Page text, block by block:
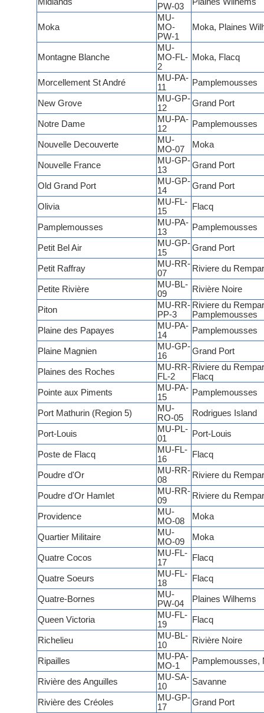
Midlands
PW-03
Plaines Wilhems
Moka
MU-
MO-
PW-1
Moka, Plaines
Montagne Blanche
MU-
MO-FL-
2
Moka, Flacq
Morcellement St André
MU-PA-
11
Pamplemousses
New Grove
MU-GP-
12
Grand Port
Notre Dame
MU-PA-
12
Pamplemousses
Nouvelle Decouverte
MU-
MO-07
Moka
Nouvelle France
MU-GP-
13
Grand Port
Old Grand Port
MU-GP-
14
Grand Port
Olivia
MU-FL-
15
Flacq
Pamplemousses
MU-PA-
13
Pamplemousses
Petit Bel Air
MU-GP-
15
Grand Port
Petit Raffray
MU-RR-
07
Riviere du
Petite Rivière
MU-BL-
09
Rivière Noire
Piton
MU-RR-
PP-3
Riviere du
Pamplemousses
Plaine des Papayes
MU-PA-
14
Pamplemousses
Plaine Magnien
MU-GP-
16
Grand Port
Plaines des Roches
MU-RR-
FL-2
Riviere du
Flacq
Pointe aux Piments
MU-PA-
15
Pamplemousses
Port Mathurin (Region 5)
MU-
RO-05
Rodrigues Island
Port-Louis
MU-PL-
01
Port-Louis
Poste de Flacq
MU-FL-
16
Flacq
Poudre d'Or
MU-RR-
08
Riviere du
Poudre d'Or Hamlet
MU-RR-
09
Riviere du
Providence
MU-
MO-08
Moka
Quartier Militaire
MU-
MO-09
Moka
Quatre Cocos
MU-FL-
17
Flacq
Quatre Soeurs
MU-FL-
18
Flacq
Quatre-Bornes
MU-
PW-04
Plaines Wilhems
Queen Victoria
MU-FL-
19
Flacq
Richelieu
MU-BL-
10
Rivière Noire
Ripailles
MU-PA-
MO-1
Pamplemousses,
Rivière des Anguilles
MU-SA-
10
Savanne
Rivière des Créoles
MU-GP-
17
Grand Port